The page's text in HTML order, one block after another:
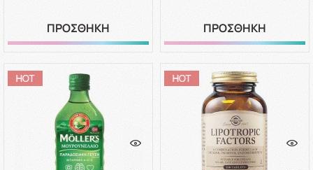
ΠΡΟΣΘΗΚΗ ΠΡΟΣΘΗΚΗ